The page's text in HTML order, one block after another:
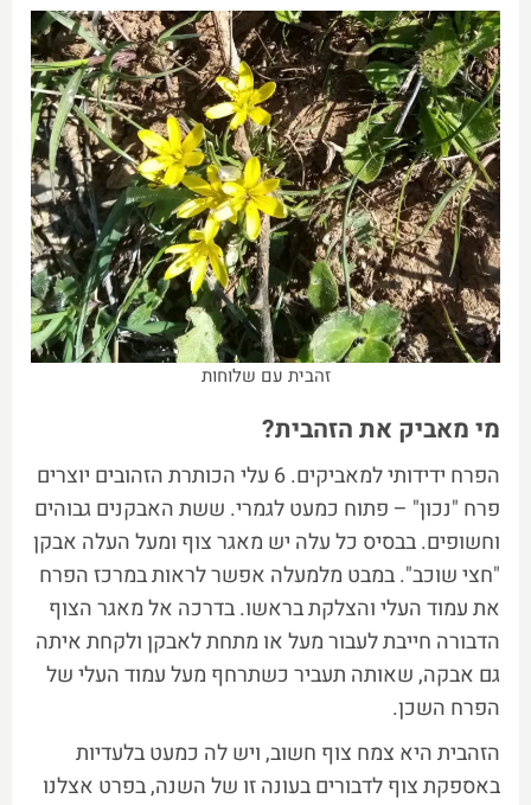
זהבית עם שלוחות
מי מאביק את הזהבית?
הפרח ידידותי למאביקים. 6 עלי הכותרת הזהובים יוצרים
פרח "נכון" – פתוח כמעט לגמרי. ששת האבקנים גבוהים
וחשופים. בבסיס כל עלה יש מאגר צוף ומעל העלה אבקן
"חצי שוכב". במבט מלמעלה אפשר לראות במרכז הפרח
את עמוד העלי והצלקת בראשו. בדרכה אל מאגר הצוף
הדבורה חייבת לעבור מעל או מתחת לאבקן ולקחת איתה
גם אבקה, שאותה תעביר כשתרחף מעל עמוד העלי של
הפרח השכן.
הזהבית היא צמח צוף חשוב, ויש לה כמעט בלעדיות
באספקת צוף לדבורים בעונה זו של השנה, בפרט אצלנו